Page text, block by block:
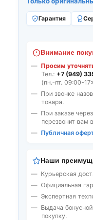
Гарантия
Внимание
Просим
Тел.: +7 (949)
(пн.-пт. 09:00-
При звонке
товара.
При заказе
перезвонит вам
Публичная
Наши
Курьерская
Официальная
Экспертная
Выдача
покупку.